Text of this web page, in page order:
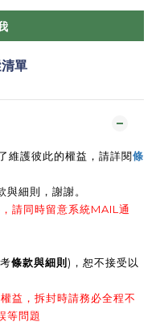
單
維護彼此的權益，請詳閱條
與細則，謝謝。
請同時留意系統MAIL通
條款與細則 )，恕不接受以
益，拆封時請務必全程不
等問題